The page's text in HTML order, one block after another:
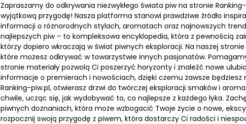
Zapraszamy do odkrywania niezwykłego świata piw na stronie
wyjątkową przygodę! Nasza platforma stanowi prawdziwe źródło
informacji o różnorodnych stylach, aromatach oraz najnowszych
najlepszych piw – to kompleksowa encyklopedia, która z pewnością
którzy dopiero wkraczają w świat piwnych eksploracji. Na naszej
które możesz odkrywać w towarzystwie innych pasjonatów.
stronie materiały pozwolą Ci poszerzyć horyzonty i znaleźć nowe
informacje o premierach i nowościach, dzięki czemu zawsze
Ranking-piw.pl, otwierasz drzwi do twórczej eksploracji smaków i
chwile, ucząc się, jak wydobywać to, co najlepsze z każdego łyka.
piwnych doznaniach, która może wzbogacić Twoje życie o nowe,
rozpocznij swoją przygodę z piwem, która dostarczy Ci radości i